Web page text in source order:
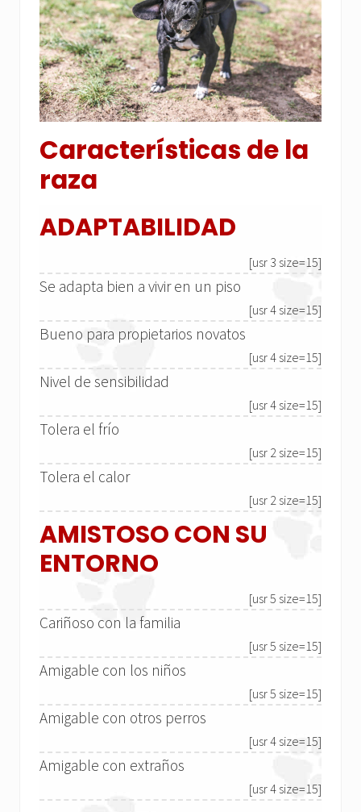
Características de la
raza
ADAPTABILIDAD
[usr 3 size=15]
Se adapta bien a vivir en un piso
[usr 4 size=15]
Bueno para propietarios novatos
[usr 4 size=15]
Nivel de sensibilidad
[usr 4 size=15]
Tolera el frío
[usr 2 size=15]
Tolera el calor
[usr 2 size=15]
AMISTOSO CON SU
ENTORNO
[usr 5 size=15]
Cariñoso con la familia
[usr 5 size=15]
Amigable con los niños
[usr 5 size=15]
Amigable con otros perros
[usr 4 size=15]
Amigable con extraños
[usr 4 size=15]